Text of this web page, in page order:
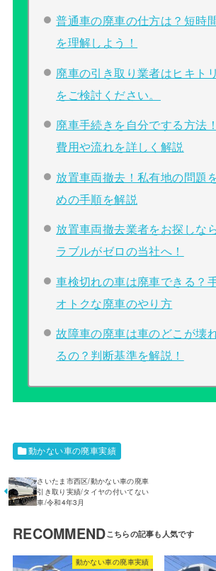
普通車の廃車の仕方は？短時
を理解しよう！
廃車の引き取り業者はヒキト
をご検討ください。
廃車手続きを自分でする方法
費用や流れを詳しく解説
放置車両撤去！私有地の問題
めの手順を解説
放置車両撤去業者をお探しな
ラブルがゼロの当社へ！
車検切れの車は廃車できる？
オトクな廃車のやり方
故障車の廃車は車のどこが壊
るの？判断基準を解説！
動かない車の廃車実績
さいたま市西区/動かない車の廃車
引き取り実績/タイヤの付いてない
車/令和4年3月
RECOMMEND
動かない車の廃車実績